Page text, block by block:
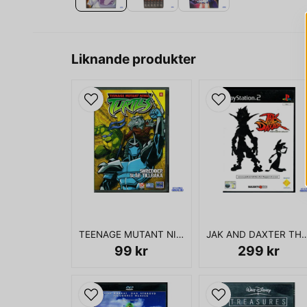
Liknande produkter
TEENAGE MUTANT NINJA TURTLES SHREDDER SLÅR TILLBAKA DVD
99 kr
JAK AND DAXTER THE
299 kr